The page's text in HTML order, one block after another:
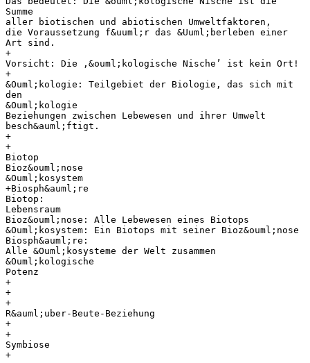
Summe
aller biotischen und abiotischen Umweltfaktoren,
die Voraussetzung f&uuml;r das &Uuml;berleben einer
Art sind.
+
Vorsicht: Die ‚&ouml;kologische Nische’ ist kein Ort!
+
&Ouml;kologie: Teilgebiet der Biologie, das sich mit
den
&Ouml;kologie
Beziehungen zwischen Lebewesen und ihrer Umwelt
besch&auml;ftigt.
+
+
Biotop
Bioz&ouml;nose
&Ouml;kosystem
+Biosph&auml;re
Biotop:
Lebensraum
Bioz&ouml;nose: Alle Lebewesen eines Biotops
&Ouml;kosystem: Ein Biotops mit seiner Bioz&ouml;nose
Biosph&auml;re:
Alle &Ouml;kosysteme der Welt zusammen
&Ouml;kologische
Potenz
+
+
+
R&auml;uber-Beute-Beziehung
+
+
Symbiose
+